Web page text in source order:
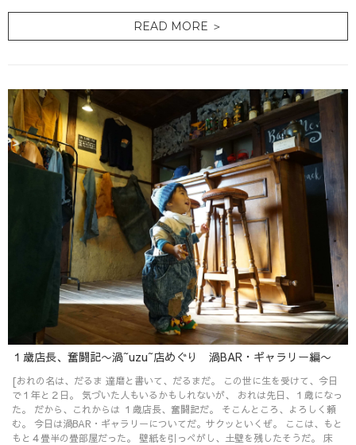
READ MORE ＞
１歳店長、奮闘記〜渦~uzu~店めぐり 渦BAR・ギャラリー編〜
[おれの名は、だるま 達磨と書いて、だるまだ。 この世に生を受けて、今日
で１年と２日。 気づいた人もいるかもしれないが、 おれは先日、１歳になっ
た。 だから、これからは １歳店長、奮闘記だ。 そこんところ、よろしく頼
む。 今日は渦BAR・ギャラリーについてだ。サクッといくぜ。 ここは、もと
もと４畳半の畳部屋だった。 壁紙を引っぺがし、土壁を残したそうだ。 床